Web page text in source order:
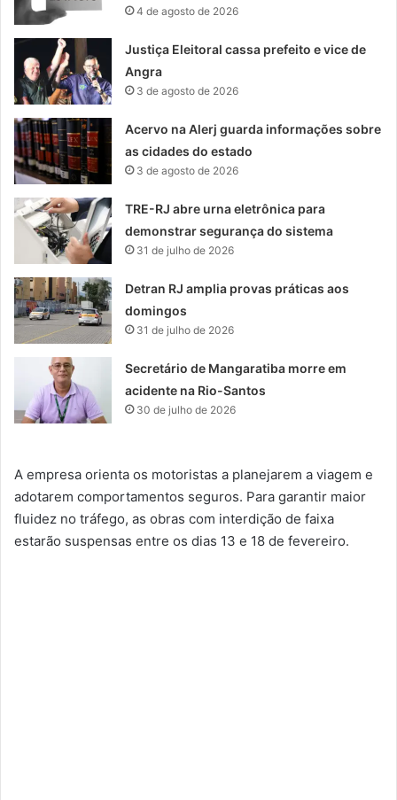
4 de agosto de 2026
Justiça Eleitoral cassa prefeito e vice de
Angra
3 de agosto de 2026
Acervo na Alerj guarda informações sobre
as cidades do estado
3 de agosto de 2026
TRE-RJ abre urna eletrônica para
demonstrar segurança do sistema
31 de julho de 2026
Detran RJ amplia provas práticas aos
domingos
31 de julho de 2026
Secretário de Mangaratiba morre em
acidente na Rio-Santos
30 de julho de 2026
A empresa orienta os motoristas a planejarem a viagem e
adotarem comportamentos seguros. Para garantir maior
fluidez no tráfego, as obras com interdição de faixa
estarão suspensas entre os dias 13 e 18 de fevereiro.